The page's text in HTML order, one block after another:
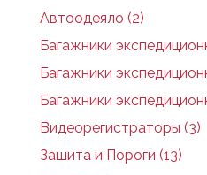
Автоодеяло (2)
Багажники
Багажники
Багажники
Видеорегистраторы (3)
Зашита и Пороги (13)